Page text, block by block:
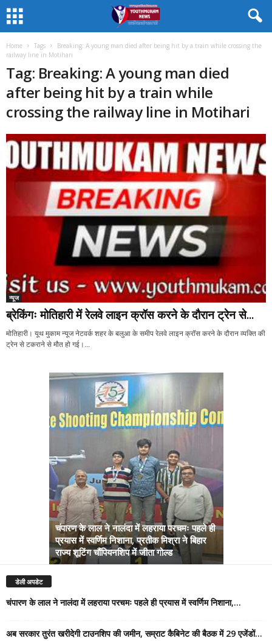
Home Tags
Breaking: A young man died after being hit by a train while crossing the
railway line in Motihari
Tag: Breaking: A young man died
after being hit by a train while
crossing the railway line in Motihari
न्यूज
ब्रेकिंगः मोतिहारी में रेलवे लाइन क्रॉस करने के दौरान ट्रेन से...
मोतिहारी। यूथ मुकाम न्यूज नेटवर्क शहर के बलुआ के समीप रेलवे लाइन क्रॉस करने के दौरान व्यक्ति की
ट्रेन से टकराने से मौत हो गई।...
चंपारण के लाल ने नालंदा में लहराया परचमः पहले ही
प्रयास में स्वर्णिम निशाना, प्रतीक मिश्रा ने बिहार
राज्य शूटिंग चौंपियनशिप में जीता गोल्ड
डेली अपडेट
चंपारण के लाल ने नालंदा में लहराया परचमः पहले ही प्रयास में स्वर्णिम निशाना,...
अब सरकार तुरंत खरीदेगी टाउनशिप की जमीन, सम्राट कैबिनेट की बैठक में 29 एजेंडों...